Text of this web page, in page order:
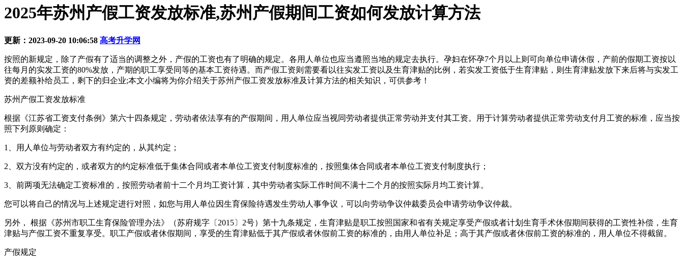
2025年苏州产假工资发放标准,苏州产假期间工资如何发放计算方法
更新：2023-09-20 10:06:58 高考升学网
按照的新规定，除了产假有了适当的调整之外，产假的工资也有了明确的规定。各用人单位也应当遵照当地的规定去执行。孕妇在怀孕7个月以上则可向单位申请休假，产前的假期工资按以
往每月的实发工资的80%发放，产期的职工享受同等的基本工资待遇。而产假工资则需要看以往实发工资以及生育津贴的比例，若实发工资低于生育津贴，则生育津贴发放下来后将与实发工
资的差额补给员工，剩下的归企业;本文小编将为你介绍关于苏州产假工资发放标准及计算方法的相关知识，可供参考！
苏州产假工资发放标准
根据《江苏省工资支付条例》第六十四条规定，劳动者依法享有的产假期间，用人单位应当视同劳动者提供正常劳动并支付其工资。用于计算劳动者提供正常劳动支付月工资的标准，应当按
照下列原则确定：
1、用人单位与劳动者双方有约定的，从其约定；
2、双方没有约定的，或者双方的约定标准低于集体合同或者本单位工资支付制度标准的，按照集体合同或者本单位工资支付制度执行；
3、前两项无法确定工资标准的，按照劳动者前十二个月均工资计算，其中劳动者实际工作时间不满十二个月的按照实际月均工资计算。
您可以将自己的情况与上述规定进行对照，如您与用人单位因生育保险待遇发生劳动人事争议，可以向劳动争议仲裁委员会申请劳动争议仲裁。
另外， 根据《苏州市职工生育保险管理办法》（苏府规字〔2015〕2号）第十九条规定，生育津贴是职工按照国家和省有关规定享受产假或者计划生育手术休假期间获得的工资性补偿，生育
津贴与产假工资不重复享受。职工产假或者休假期间，享受的生育津贴低于其产假或者休假前工资的标准的，由用人单位补足；高于其产假或者休假前工资的标准的，用人单位不得截留。
产假规定